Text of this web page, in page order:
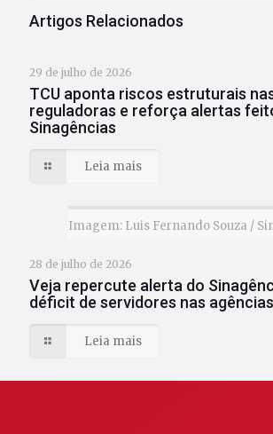
Artigos Relacionados
29 de julho de 2026
TCU aponta riscos estruturais
reguladoras e reforça alertas
Sinagências
Leia mais
Imagem: Luis Fernando Souza /
28 de julho de 2026
Veja repercute alerta do
déficit de servidores nas
Leia mais